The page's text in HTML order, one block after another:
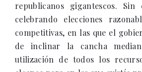
republicanos gigantescos. Sin
celebrando elecciones
competitivas, en las que el
de inclinar la cancha
utilización de todos los